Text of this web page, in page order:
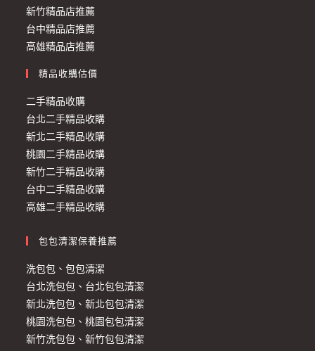
新竹精品店推薦
台中精品店推薦
高雄精品店推薦
精品收購估價
二手精品收購
台北二手精品收購
新北二手精品收購
桃園二手精品收購
新竹二手精品收購
台中二手精品收購
高雄二手精品收購
包包清潔保養推薦
洗包包、包包清潔
台北洗包包、台北包包清潔
新北洗包包、新北包包清潔
桃園洗包包、桃園包包清潔
新竹洗包包、新竹包包清潔